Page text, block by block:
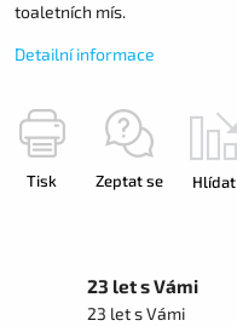
toaletních mís.
Detailní informace
Tisk Zeptat se Hlídat
23 let s Vámi
23 let s Vámi